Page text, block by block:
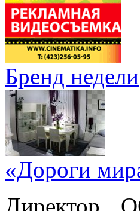
Бренд недели
«Дороги
Директор